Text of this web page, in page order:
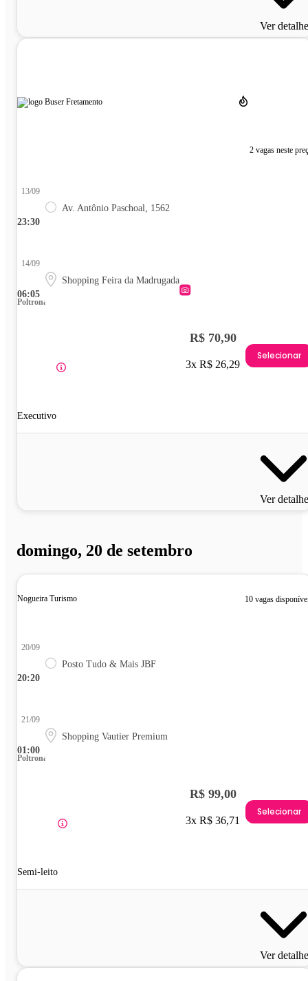
Ver
2 vagas neste
23:30
13/09
Av. Antônio Paschoal, 1562
06:05
14/09
Shopping Feira da Madrugada
Poltrona
Executivo
R$ 70,90
3x R$ 26,29
Selecionar
Ver
domingo, 20 de setembro
Nogueira Turismo 10 vagas
20:20
20/09
Posto Tudo & Mais JBF
01:00
21/09
Shopping Vautier Premium
Poltrona
Semi-leito
R$ 99,00
3x R$ 36,71
Selecionar
Ver